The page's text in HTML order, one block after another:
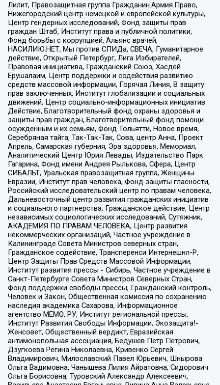
Лилит, Правозащитная группа Гражданин.Армия.Право,
Нижегородский центр немецкой и европейской культуры,
Центр гендерных исследований, Фонд защиты прав
граждан Штаб, Институт права и публичной политики,
Фонд борьбы с коррупцией, Альянс врачей,
НАСИЛИЮ.НЕТ, Мы против СПИДа, СВЕЧА, Гуманитарное
действие, Открытый Петербург, Лига Избирателей,
Правовая инициатива, Гражданский Союз, Хасдей
Ерушалаим, Центр поддержки и содействия развитию
средств массовой информации, Горячая Линия, В защиту
прав заключенных, Институт глобализации и социальных
движений, Центр социально-информационных инициатив
Действие, Благотворительный фонд охраны здоровья и
защиты прав граждан, Благотворительный фонд помощи
осужденным и их семьям, Фонд Тольятти, Новое время,
Серебряная тайга, Так-Так-Так, Сова, центр Анна, Проект
Апрель, Самарская губерния, Эра здоровья, Мемориал,
Аналитический Центр Юрия Левады, Издательство Парк
Гагарина, Фонд имени Андрея Рылькова, Сфера, Центр
СИБАЛЬТ, Уральская правозащитная группа, Женщины
Евразии, Институт прав человека, Фонд защиты гласности,
Российский исследовательский центр по правам человека,
Дальневосточный центр развития гражданских инициатив
и социального партнерства, Гражданское действие, Центр
независимых социологических исследований, Сутяжник,
АКАДЕМИЯ ПО ПРАВАМ ЧЕЛОВЕКА, Центр развития
некоммерческих организаций, Частное учреждение в
Калининграде Совета Министров северных стран,
Гражданское содействие, Трансперенси Интернешнл-Р,
Центр Защиты Прав Средств Массовой Информации,
Институт развития прессы - Сибирь, Частное учреждение в
Санкт-Петербурге Совета Министров Северных Стран,
Фонд поддержки свободы прессы, Гражданский контроль,
Человек и Закон, Общественная комиссия по сохранению
наследия академика Сахарова, Информационное
агентство МЕМО. РУ, Институт региональной прессы,
Институт Развития Свободы Информации, Экозащита!-
Женсовет, Общественный вердикт, Евразийская
антимонопольная ассоциация, Бедушев Петр Петрович,
Дзугкоева Регина Николаевна, Кривенко Сергей
Владимирович, Милославский Павел Юрьевич, Шнырова
Ольга Вадимовна, Чанышева Лилия Айратовна, Сидорович
Ольга Борисовна, Туровский Александр Алексеевич,